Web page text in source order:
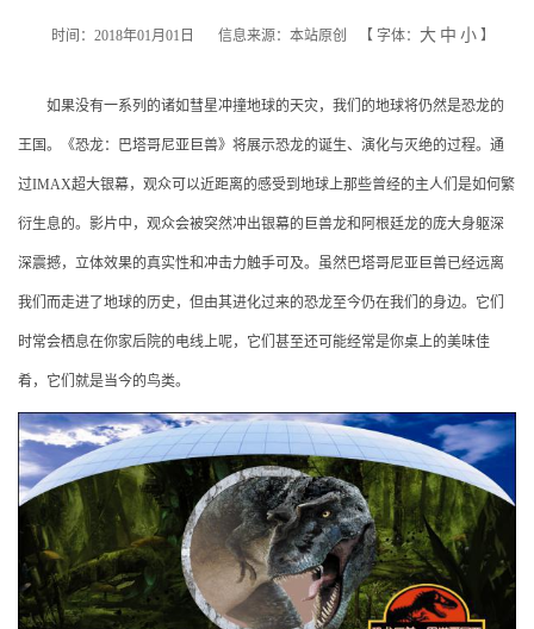
时间：2018年01月01日 信息来源：本站原创 【 字体： 大 中 小 】
如果没有一系列的诸如彗星冲撞地球的天灾，我们的地球将仍然是恐龙的
王国。《恐龙：巴塔哥尼亚巨兽》将展示恐龙的诞生、演化与灭绝的过程。通
过IMAX超大银幕，观众可以近距离的感受到地球上那些曾经的主人们是如何繁
衍生息的。影片中，观众会被突然冲出银幕的巨兽龙和阿根廷龙的庞大身躯深
深震撼，立体效果的真实性和冲击力触手可及。虽然巴塔哥尼亚巨兽已经远离
我们而走进了地球的历史，但由其进化过来的恐龙至今仍在我们的身边。它们
时常会栖息在你家后院的电线上呢，它们甚至还可能经常是你桌上的美味佳
肴，它们就是当今的鸟类。